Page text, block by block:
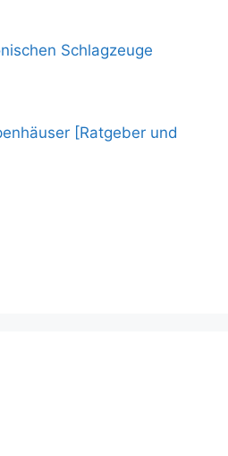
Schlagzeuge
[Ratgeber und